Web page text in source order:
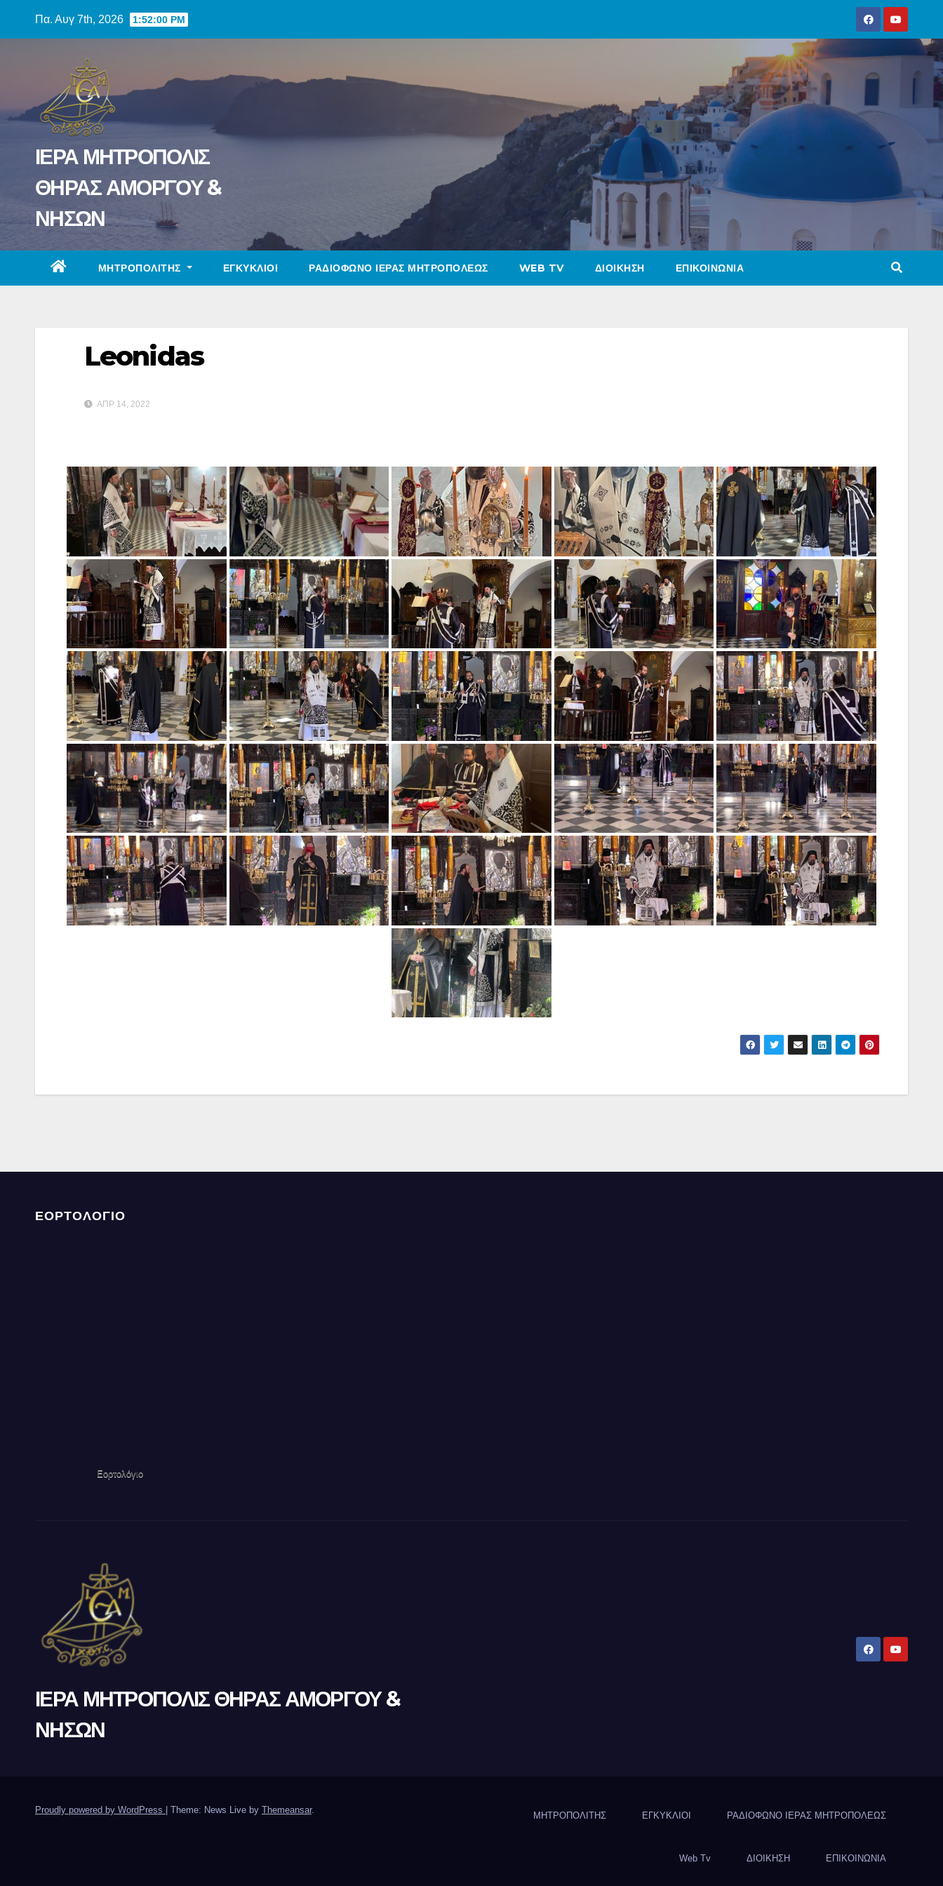
Πα. Αυγ 7th, 2026 1:52:01 PM
ΙΕΡΑ ΜΗΤΡΟΠΟΛΙΣ
ΘΗΡΑΣ ΑΜΟΡΓΟΥ &
ΝΗΣΩΝ
ΜΗΤΡΟΠΟΛΙΤΗΣ ΕΓΚΥΚΛΙΟΙ ΡΑΔΙΟΦΩΝΟ ΙΕΡΑΣ ΜΗΤΡΟΠΟΛΕΩΣ WEB TV ΔΙΟΙΚΗΣΗ ΕΠΙΚΟΙΝΩΝΙΑ
Leonidas
ΑΠΡ 14, 2022
ΕΟΡΤΟΛΟΓΙΟ
Εορτολόγιο
ΙΕΡΑ ΜΗΤΡΟΠΟΛΙΣ ΘΗΡΑΣ ΑΜΟΡΓΟΥ &
ΝΗΣΩΝ
Proudly powered by WordPress Theme: News Live by Themeansar.
ΜΗΤΡΟΠΟΛΙΤΗΣ ΕΓΚΥΚΛΙΟΙ ΡΑΔΙΟΦΩΝΟ ΙΕΡΑΣ ΜΗΤΡΟΠΟΛΕΩΣ
Web Tv ΔΙΟΙΚΗΣΗ ΕΠΙΚΟΙΝΩΝΙΑ